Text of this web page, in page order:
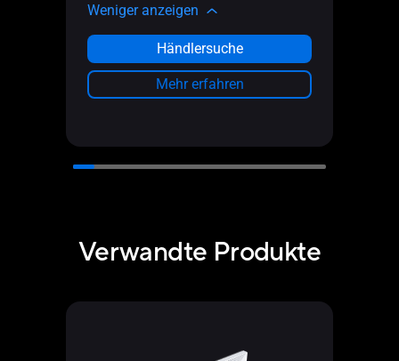
Weniger anzeigen
Händlersuche
Mehr erfahren
Verwandte Produkte